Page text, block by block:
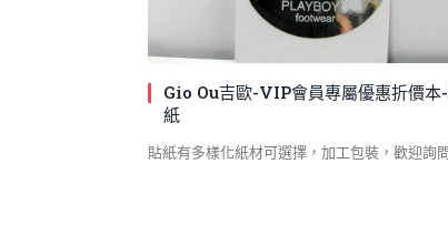
Gio Ou吉歐-VIP會員專屬優惠折價本
紙
貼紙有多樣化紙材可選擇，加工包裝，歡迎詢